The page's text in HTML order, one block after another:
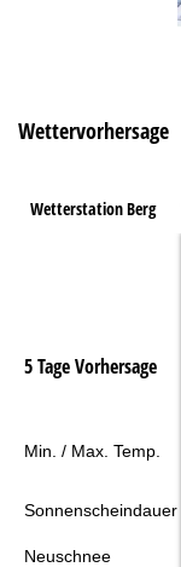
Wettervorhersage
Wetterstation Berg
5 Tage Vorhersage
Min. / Max. Temp.
Sonnenscheindauer
Neuschnee